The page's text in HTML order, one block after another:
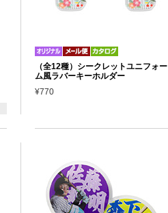
（全12種）シークレットユニフォー
ム風ラバーキーホルダー
¥770